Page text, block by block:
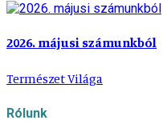
2026. májusi számunkból
Természet Világa
Rólunk